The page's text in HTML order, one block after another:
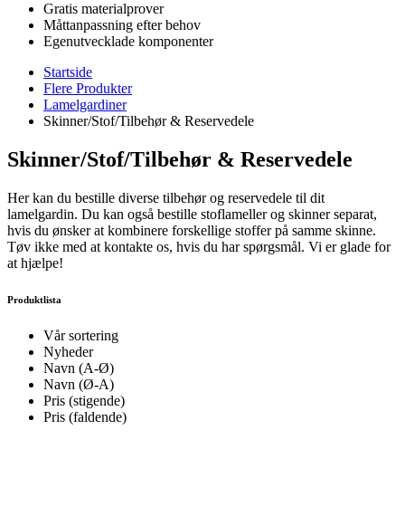
Gratis materialprover
Måttanpassning efter behov
Egenutvecklade komponenter
Startside
Flere Produkter
Lamelgardiner
Skinner/Stof/Tilbehør & Reservedele
Skinner/Stof/Tilbehør & Reservedele
Her kan du bestille diverse tilbehør og reservedele til dit
lamelgardin. Du kan også bestille stoflameller og skinner separat,
hvis du ønsker at kombinere forskellige stoffer på samme skinne.
Tøv ikke med at kontakte os, hvis du har spørgsmål. Vi er glade for
at hjælpe!
Produktlista
Vår sortering
Nyheder
Navn (A-Ø)
Navn (Ø-A)
Pris (stigende)
Pris (faldende)